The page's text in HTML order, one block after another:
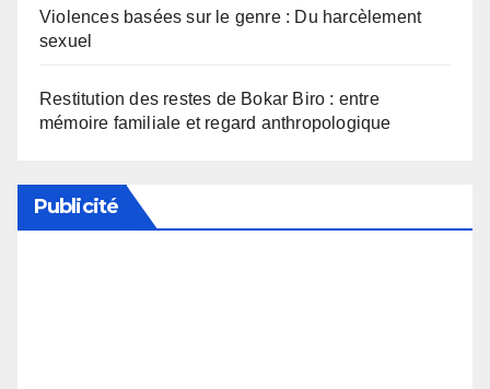
Violences basées sur le genre : Du harcèlement
sexuel
Restitution des restes de Bokar Biro : entre
mémoire familiale et regard anthropologique
Publicité